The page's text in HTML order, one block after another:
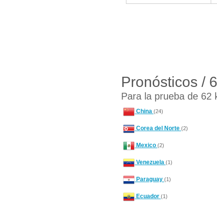
Pronósticos /
Para la prueba de 62
China (24)
Corea del Norte (2)
Mexico (2)
Venezuela (1)
Paraguay (1)
Ecuador (1)